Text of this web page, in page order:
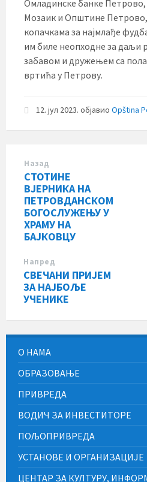
Омладинске банке
Мозаик и Општине
копачкама за најмлађе
им биле неопходне за даљи
забавом и дружењем са
вртића у Петрову.
12. јул 2023. објавио Opština
Назад
СТОТИНЕ
ВЈЕРНИКА НА
ПЕТРОВДАНСКОМ
БОГОСЛУЖЕЊУ У
ХРАМУ НА
БАЈКОВЦУ
Напред
СВЕЧАНИ ПРИЈЕМ
ЗА НАЈБОЉЕ
УЧЕНИКЕ
О НАМА
ОБРАЗОВАЊЕ
ПРИВРЕДА
ВОДИЧ ЗА ИНВЕСТИТОРЕ
ПОЉОПРИВРЕДА
УСТАНОВЕ И ОРГАНИЗАЦИЈЕ
ЦЕНТАР ЗА КУЛТУРУ,